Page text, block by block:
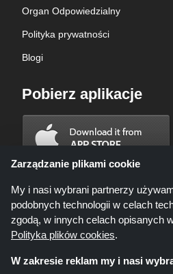
Organ Odpowiedzialny
Polityka prywatności
Blogi
Pobierz aplikacje
Zarządzanie plikami cookie
My i nasi wybrani partnerzy
podobnych technologii w celach
zgodą, w innych celach opisanych
Polityka plików cookies.
W zakresie reklam my i nasi